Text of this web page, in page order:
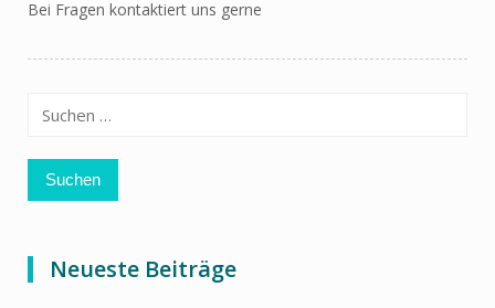
Bei Fragen kontaktiert uns gerne
Suchen
Neueste Beiträge